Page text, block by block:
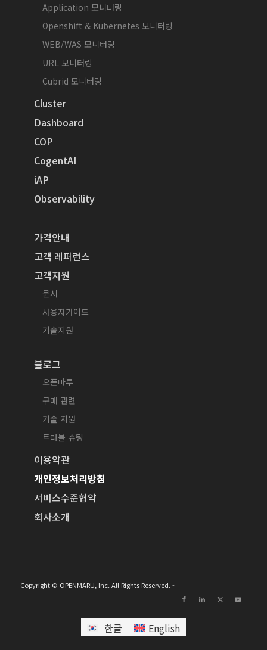
Application 모니터링
Openshift & Kubernetes 모니터링
WEB/WAS 모니터링
URL 모니터링
Cubrid 모니터링
Cluster
Dashboard
COP
CogentAI
iAP
Observability
가격안내
고객 레퍼런스
고객지원
문서
사용자가이드
기술지원
블로그
오픈마루
구매 관련
기술 지원
트러블 슈팅
이용약관
개인정보처리방침
서비스수준협약
회사소개
Copyright © OPENMARU, Inc. All Rights Reserved. -
한글 English